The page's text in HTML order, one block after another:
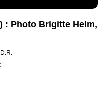
: Photo Brigitte Helm,